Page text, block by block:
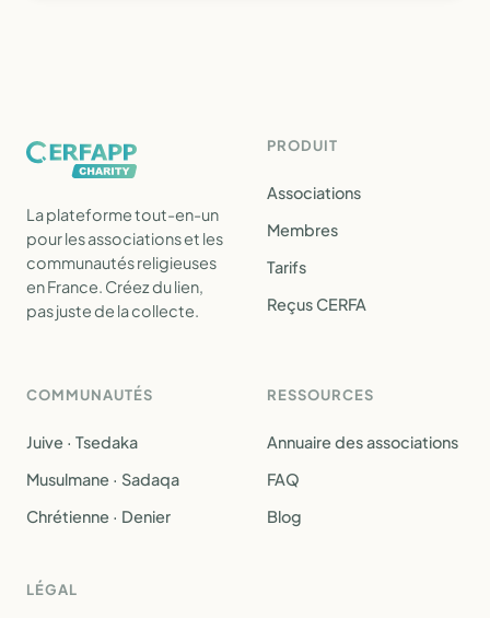
La plateforme tout-en-un
pour les associations et les
communautés religieuses
en France. Créez du lien,
pas juste de la collecte.
PRODUIT
Associations
Membres
Tarifs
Reçus CERFA
COMMUNAUTÉS
Juive · Tsedaka
Musulmane · Sadaqa
Chrétienne · Denier
RESSOURCES
Annuaire des associations
FAQ
Blog
LÉGAL